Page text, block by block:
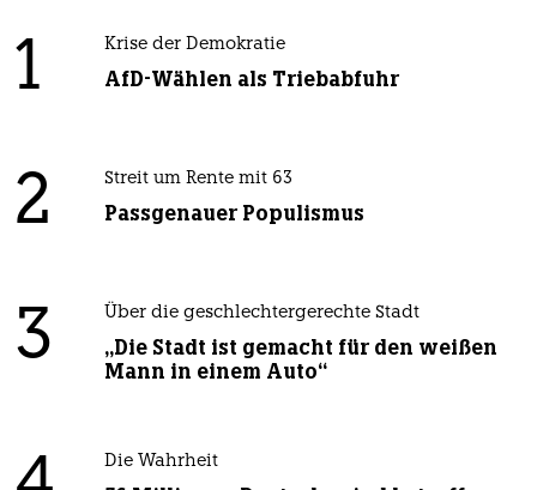
1 Krise der Demokratie
AfD-Wählen als Triebabfuhr
2 Streit um Rente mit 63
Passgenauer Populismus
3 Über die geschlechtergerechte Stadt
„Die Stadt ist gemacht für den weißen
Mann in einem Auto“
Die Wahrheit